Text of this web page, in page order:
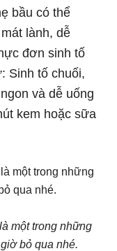
bầu có thể
lành, dễ
đơn sinh tố
Sinh tố chuối,
và dễ uống
kem hoặc sữa
một trong những
bỏ qua nhé.